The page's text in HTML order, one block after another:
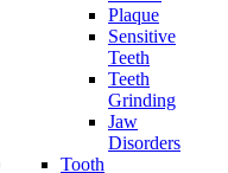
Plaque
Sensitive
Teeth
Teeth
Grinding
Jaw
Disorders
Tooth